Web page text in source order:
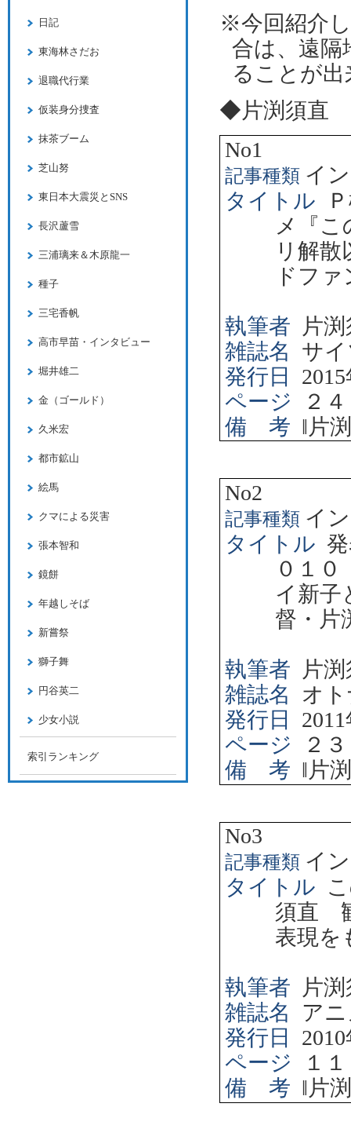
※今回紹介
合は、遠隔
ることが
◆片渕須直
No1
記事種類 イ
タイトル
メ『
リ解
ドフ
執筆者
片
雑誌名
サ
発行日
2015
ページ
２
備 考 ‖ 片
No2
記事種類 イ
タイトル
０１
イ新
督・片
執筆者
片
雑誌名
オ
発行日
2011
ページ
２３
備 考 ‖ 片
No3
記事種類 イ
タイトル
須直
表現を
執筆者
片
雑誌名
ア
発行日
2010
ページ
１
備 考 ‖片
日記
東海林さだお
退職代行業
仮装身分捜査
抹茶ブーム
芝山努
東日本大震災とSNS
長沢蘆雪
三浦璃来＆木原龍一
種子
三宅香帆
高市早苗・インタビュー
堀井雄二
金（ゴールド）
久米宏
都市鉱山
絵馬
クマによる災害
張本智和
鏡餅
年越しそば
新嘗祭
獅子舞
円谷英二
少女小説
索引ランキング